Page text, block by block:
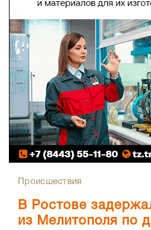
Происшествия
В Ростове
из Мелитополя по